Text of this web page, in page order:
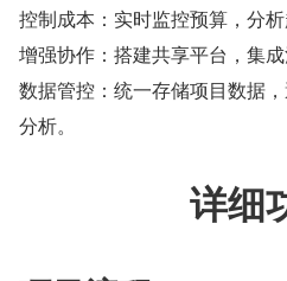
控制成本：实时监控预算，分
增强协作：搭建共享平台，集
数据管控：统一存储项目数据
分析。
详细